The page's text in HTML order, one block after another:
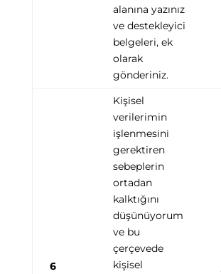
alanına yazınız
ve destekleyici
belgeleri, ek
olarak
gönderiniz.
6
Kişisel
verilerimin
işlenmesini
gerektiren
sebeplerin
ortadan
kalktığını
düşünüyorum
ve bu
çerçevede
kişisel